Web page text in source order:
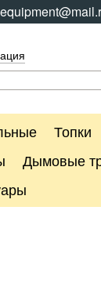
Топки
Дымовые